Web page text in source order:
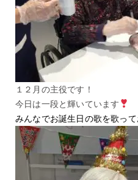
１２月の主役です！
今日は一段と輝いています
みんなでお誕生日の歌を歌っ